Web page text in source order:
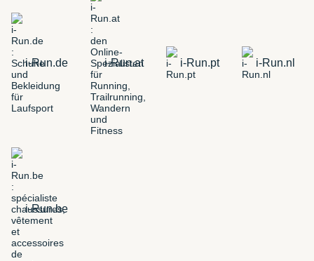
i-Run.de i-Run.at i-Run.pt i-Run.nl
i-Run.be